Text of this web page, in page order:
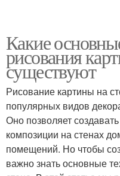
Какие
рисования
существуют
Рисование картины на
популярных видов
Оно позволяет
композиции на стенах
помещений. Но чтобы
важно знать основные